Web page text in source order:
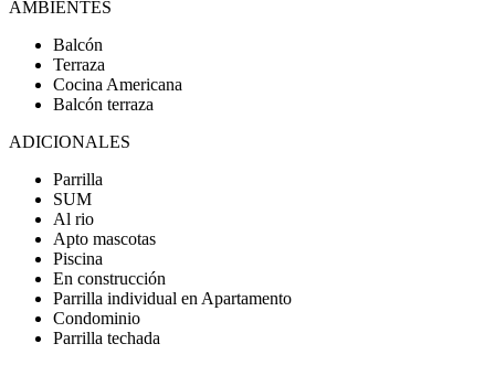
AMBIENTES
Balcón
Terraza
Cocina Americana
Balcón terraza
ADICIONALES
Parrilla
SUM
Al rio
Apto mascotas
Piscina
En construcción
Parrilla individual en Apartamento
Condominio
Parrilla techada